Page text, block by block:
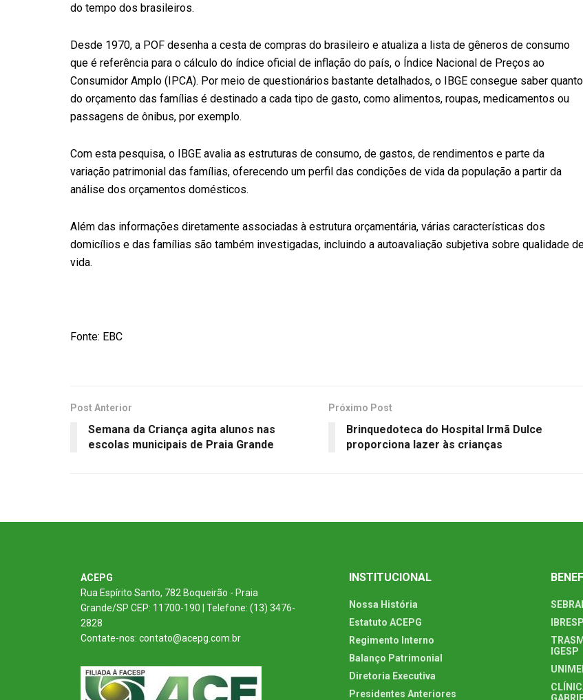
do tempo dos brasileiros.
Desde 1970, a POF desenha a cesta de compras do brasileiro e atualiza a lista de gêneros de consumo
que é referência para o cálculo do índice oficial de inflação do país, o Índice Nacional de Preços ao
Consumidor Amplo (IPCA). Por meio de questionários bastante detalhados, o IBGE consegue saber quanto
do orçamento das famílias é destinado a cada tipo de gasto, como alimentos, roupas, medicamentos ou
passagens de ônibus, por exemplo.
Com esta pesquisa, o IBGE avalia as estruturas de consumo, de gastos, de rendimentos e parte da
variação patrimonial das famílias, oferecendo um perfil das condições de vida da população a partir da
análise dos orçamentos domésticos.
Além das informações diretamente associadas à estrutura orçamentária, várias características dos
domicílios e das famílias são também investigadas, incluindo a autoavaliação subjetiva sobre qualidade
vida.
Fonte: EBC
Post Anterior
Semana da Criança agita alunos nas
escolas municipais de Praia Grande
Próximo Post
Brinquedoteca do Hospital Irmã Dulce
proporciona lazer às crianças
ACEPG
Rua Espírito Santo, 782 Boqueirão - Praia
Grande/SP CEP: 11700-190 | Telefone: (13) 3476-
2828
Contate-nos: contato@acepg.com.br
INSTITUCIONAL
Nossa História
Estatuto ACEPG
Regimento Interno
Balanço Patrimonial
Diretoria Executiva
Presidentes Anteriores
IBRESP
IGESP